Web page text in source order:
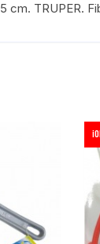
cm. TRUPER.